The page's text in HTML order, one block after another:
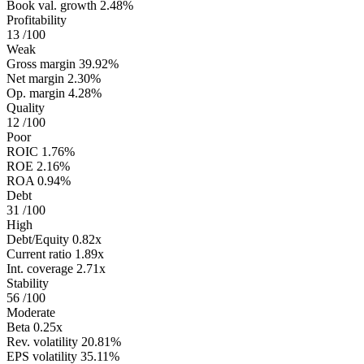
Book val. growth 2.48%
Profitability
13 /100
Weak
Gross margin 39.92%
Net margin 2.30%
Op. margin 4.28%
Quality
12 /100
Poor
ROIC 1.76%
ROE 2.16%
ROA 0.94%
Debt
31 /100
High
Debt/Equity 0.82x
Current ratio 1.89x
Int. coverage 2.71x
Stability
56 /100
Moderate
Beta 0.25x
Rev. volatility 20.81%
EPS volatility 35.11%